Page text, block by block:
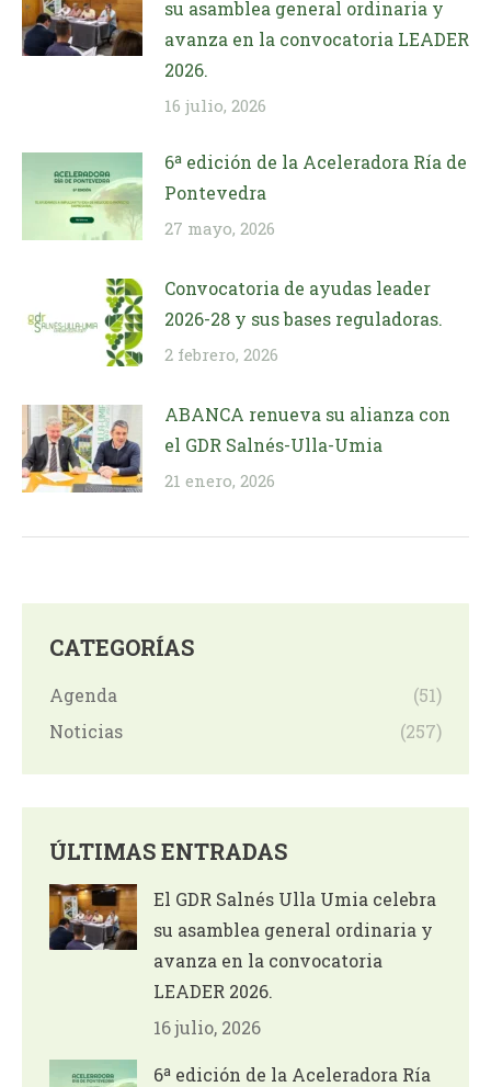
su asamblea general ordinaria y
avanza en la convocatoria LEADER
2026.
16 julio, 2026
6ª edición de la Aceleradora Ría de
Pontevedra
27 mayo, 2026
Convocatoria de ayudas leader
2026-28 y sus bases reguladoras.
2 febrero, 2026
ABANCA renueva su alianza con
el GDR Salnés-Ulla-Umia
21 enero, 2026
CATEGORÍAS
Agenda
(51)
Noticias
(257)
ÚLTIMAS ENTRADAS
El GDR Salnés Ulla Umia celebra
su asamblea general ordinaria y
avanza en la convocatoria
LEADER 2026.
16 julio, 2026
6ª edición de la Aceleradora Ría